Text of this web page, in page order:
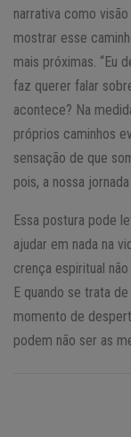
narrativa como
mostrar esse
mais próximas. “Eu
faz querer falar
acontece? Na
próprios caminhos
sensação de que
pois, a nossa
Essa postura pode
ajudar em nada na
crença espiritual
E quando se trata de
momento de
podem não ser as